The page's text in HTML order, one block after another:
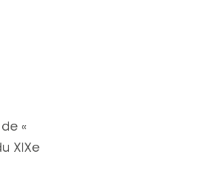
«
XIXe